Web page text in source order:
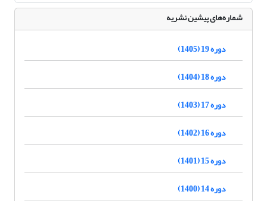
شماره‌های پیشین نشریه
دوره 19 (1405)
دوره 18 (1404)
دوره 17 (1403)
دوره 16 (1402)
دوره 15 (1401)
دوره 14 (1400)